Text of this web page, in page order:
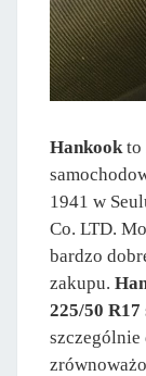
Hankook to
1941 w
Co. LTD.
bardzo
zakupu.
225/50 R17